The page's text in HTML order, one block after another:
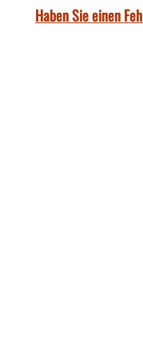
Haben Sie einen